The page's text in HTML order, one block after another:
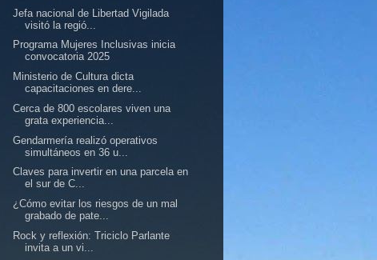
Jefa nacional de Libertad Vigilada
visitó la regió...
Programa Mujeres Inclusivas inicia
convocatoria 2025
Ministerio de Cultura dicta
capacitaciones en dere...
Cerca de 800 escolares viven una
grata experiencia...
Gendarmería realizó operativos
simultáneos en 36 u...
Claves para invertir en una parcela en
el sur de C...
¿Cómo evitar los riesgos de un mal
grabado de pate...
Rock y reflexión: Triciclo Parlante
invita a un vi...